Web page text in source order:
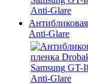
Anti-Glare